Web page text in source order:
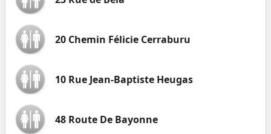
20 Chemin Félicie Cerraburu
10 Rue Jean-Baptiste Heugas
48 Route De Bayonne